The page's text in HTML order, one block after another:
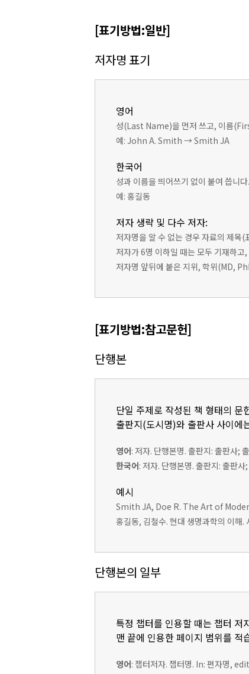
[표기방법:일반]
저자명 표기
영어
성(Last Name)을 먼저 쓰고, 이름
예: John A. Smith → Smith JA
한국어
성과 이름을 띄어쓰기 없이 붙여 씁니다.
예: 홍길동
저자 생략 및 다수 저자:
저자명을 알 수 없는 경우 자료의 제목(
저자가 6명 이하일 때는 모두 기재하
저자명 앞뒤에 붙은 지위, 학위(MD,
[표기방법:참고문헌]
단행본
단일 주제로 작성된 책 형태의 문
출판지(도시명)와 출판사 사이에
영어: 저자. 단행본명. 출판지: 출판사;
한국어: 저자. 단행본명. 출판지: 출판사
예시
Smith JA, Doe R. The Art of
홍길동, 김철수. 현대 생명과학의 이해.
단행본의 일부
특정 챕터를 인용할 때는 챕터
맨 끝에 인용한 페이지 범위를 적
영어: 챕터저자. 챕터명. In: 편자명,